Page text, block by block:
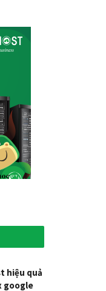
hiệu quả
google